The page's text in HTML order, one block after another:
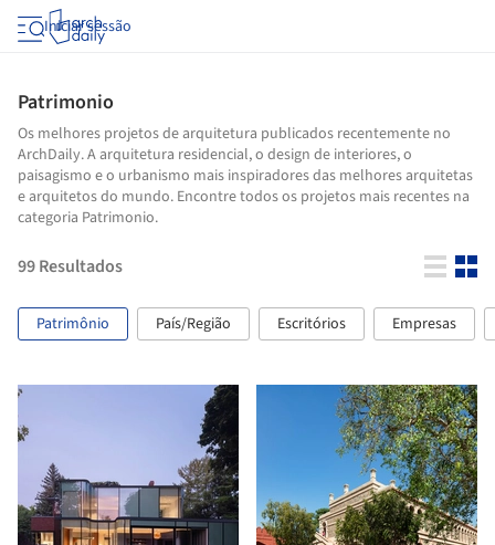
Iniciar sessão
Patrimonio
Os melhores projetos de arquitetura publicados recentemente no
ArchDaily. A arquitetura residencial, o design de interiores, o
paisagismo e o urbanismo mais inspiradores das melhores arquitetas
e arquitetos do mundo. Encontre todos os projetos mais recentes na
categoria Patrimonio.
99Resultados
Patrimônio País/Região Escritórios Empresas